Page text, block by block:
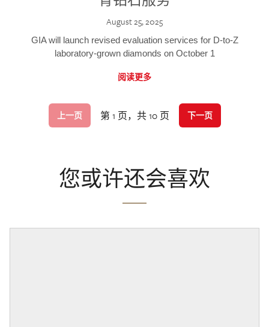
August 25, 2025
GIA will launch revised evaluation services for D-to-Z
laboratory-grown diamonds on October 1
阅读更多
上一页 第 1 页，共 10 页 下一页
您或许还会喜欢